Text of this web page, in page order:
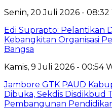
Senin, 20 Juli 2026 - 08:32
Edi Suprapto: Pelantikan
Kebangkitan Organisasi
Bangsa
Kamis, 9 Juli 2026 - 00:54
Jambore GTK PAUD
Dibuka, Sekdis Disdikbud
Pembangunan